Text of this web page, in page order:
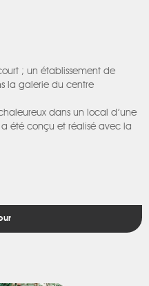
; un établissement de
la galerie du centre
dans un local d’une
été conçu et réalisé avec la
les murs par endroits. Ce
et les claustras en chêne
du rotin et l'élégance du
la création d’alcôves.